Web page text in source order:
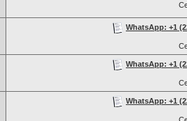
WhatsApp: +1
WhatsApp: +1
WhatsApp: +1